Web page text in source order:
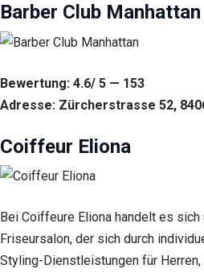
Barber Club Manhattan
Bewertung: 4.6/ 5 — 153
Adresse: Zürcherstrasse 52,
Coiffeur Eliona
Bei Coiffeure Eliona handelt es
Friseursalon, der sich durch
Styling-Dienstleistungen für Herren,